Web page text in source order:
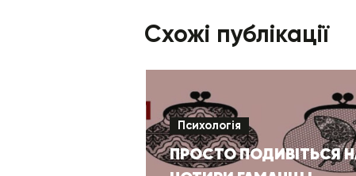
Схожі публікації
Психологія
ПРОСТО ПОДИВІТЬСЯ